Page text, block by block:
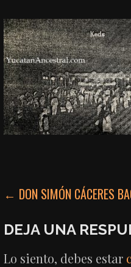
DE
ENTRADAS
← DON SIMÓN CÁCERES
DEJA UNA
Lo siento, debes estar